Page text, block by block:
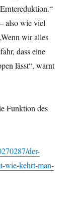
also wie viel
wir alles
dass eine
lässt“, warnt
Funktion des
der-
wie-kehrt-man-